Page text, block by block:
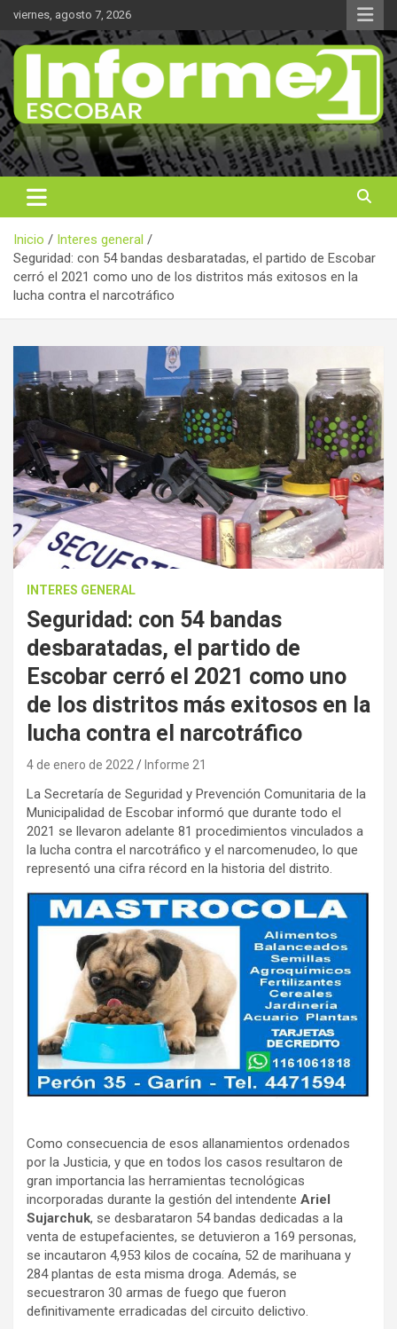
Saltar
contenido
viernes, agosto 7, 2026
Informe 21
Noticas reales
Inicio
Interes general
Seguridad: con 54 bandas desbaratadas, el partido de Escobar
cerró el 2021 como uno de los distritos más exitosos en la
lucha contra el narcotráfico
INTERES GENERAL
Seguridad: con 54 bandas
desbaratadas, el partido de
Escobar cerró el 2021 como uno
de los distritos más exitosos en la
lucha contra el narcotráfico
4 de enero de 2022 Informe 21
La Secretaría de Seguridad y Prevención Comunitaria de la
Municipalidad de Escobar informó que durante todo el
2021 se llevaron adelante 81 procedimientos vinculados a
la lucha contra el narcotráfico y el narcomenudeo, lo que
representó una cifra récord en la historia del distrito.
Como consecuencia de esos allanamientos ordenados
por la Justicia, y que en todos los casos resultaron de
gran importancia las herramientas tecnológicas
incorporadas durante la gestión del intendente Ariel
Sujarchuk, se desbarataron 54 bandas dedicadas a la
venta de estupefacientes, se detuvieron a 169 personas,
se incautaron 4,953 kilos de cocaína, 52 de marihuana y
284 plantas de esta misma droga. Además, se
secuestraron 30 armas de fuego que fueron
definitivamente erradicadas del circuito delictivo.